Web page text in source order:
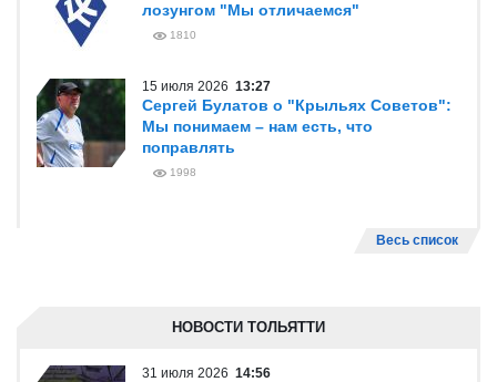
лозунгом "Мы отличаемся"
1810
15 июля 2026 13:27
Сергей Булатов о "Крыльях Советов":
Мы понимаем – нам есть, что
поправлять
1998
Весь список
НОВОСТИ ТОЛЬЯТТИ
31 июля 2026 14:56